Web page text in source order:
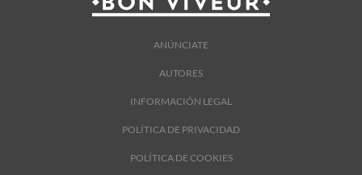
ANÚNCIATE
AUTORES
INFORMACIÓN LEGAL
POLÍTICA DE PRIVACIDAD
POLÍTICA DE COOKIES